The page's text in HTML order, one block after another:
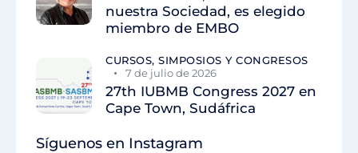
nuestra Sociedad, es elegido
miembro de EMBO
CURSOS, SIMPOSIOS Y CONGRESOS
7 de julio de 2026
27th IUBMB Congress 2027 en
Cape Town, Sudáfrica
Síguenos en Instagram